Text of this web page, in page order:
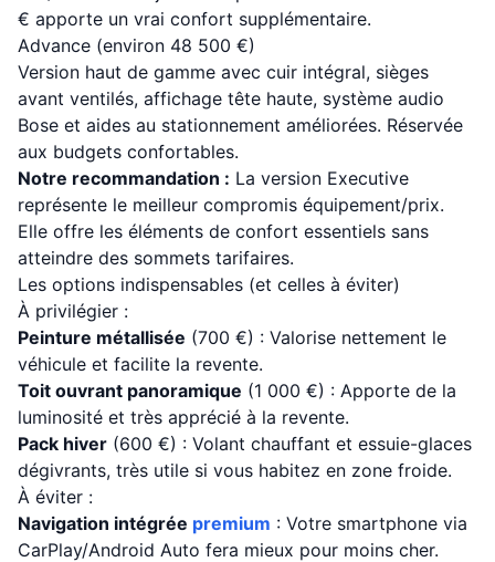
€ apporte un vrai confort supplémentaire.
Advance (environ 48 500 €)
Version haut de gamme avec cuir intégral, sièges
avant ventilés, affichage tête haute, système audio
Bose et aides au stationnement améliorées. Réservée
aux budgets confortables.
Notre recommandation : La version Executive
représente le meilleur compromis équipement/prix.
Elle offre les éléments de confort essentiels sans
atteindre des sommets tarifaires.
Les options indispensables (et celles à éviter)
À privilégier :
Peinture métallisée (700 €) : Valorise nettement le
véhicule et facilite la revente.
Toit ouvrant panoramique (1 000 €) : Apporte de la
luminosité et très apprécié à la revente.
Pack hiver (600 €) : Volant chauffant et essuie-glaces
dégivrants, très utile si vous habitez en zone froide.
À éviter :
Navigation intégrée premium : Votre smartphone via
CarPlay/Android Auto fera mieux pour moins cher.